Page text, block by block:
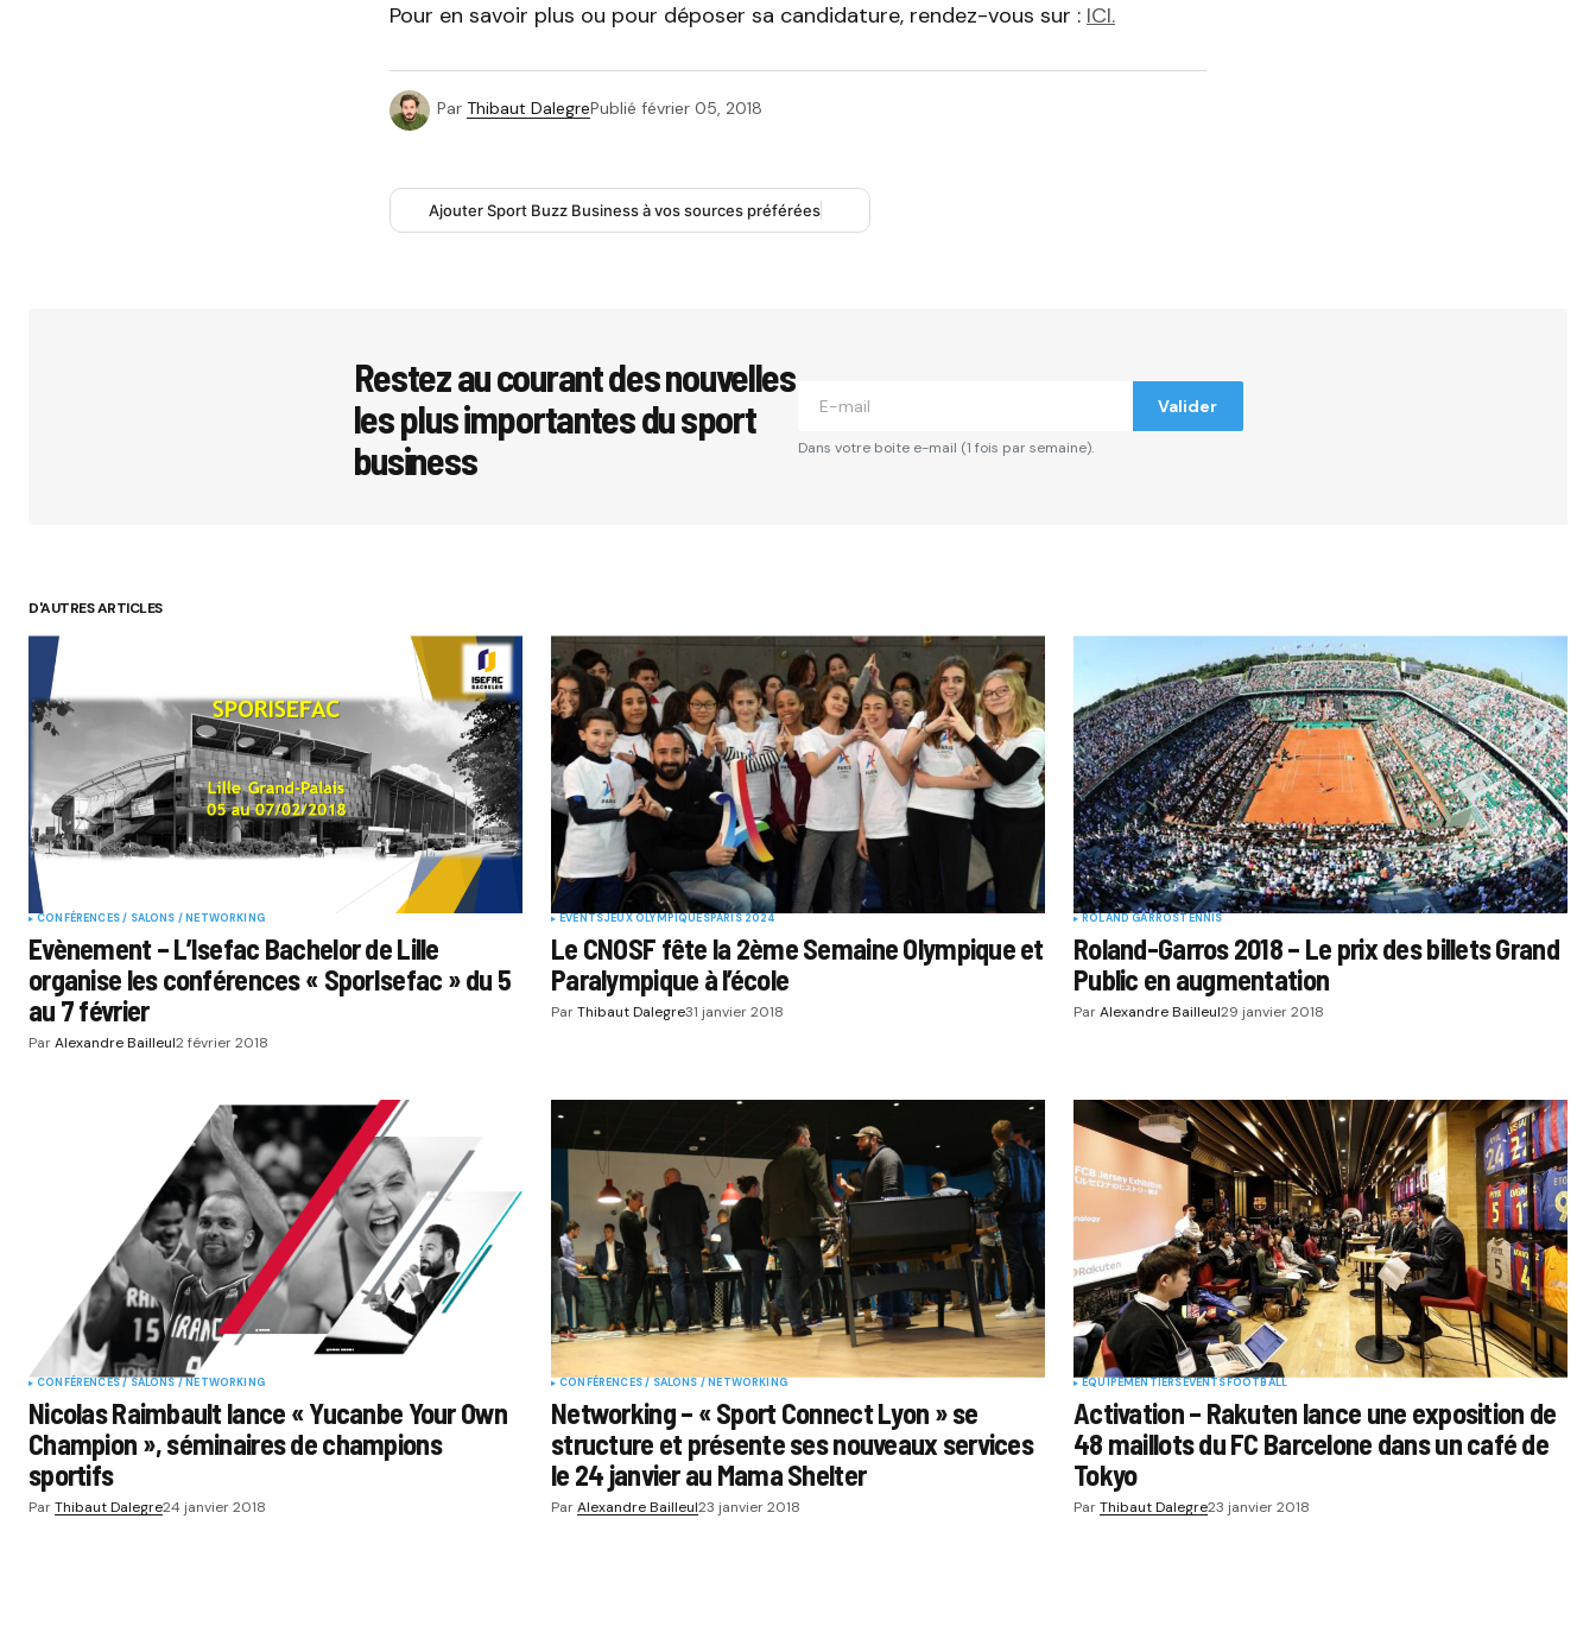
Pour en savoir plus ou pour déposer sa candidature, rendez-vous sur : ICI.
Par Thibaut DalegrePublié février 05, 2018
Ajouter Sport Buzz Business à vos sources préférées
Restez au courant des nouvelles
les plus importantes du sport
business
Valider
Dans votre boite e-mail (1 fois par semaine).
D'AUTRES ARTICLES
CONFÉRENCES / SALONS / NETWORKING
Evènement – L’Isefac Bachelor de Lille
organise les conférences « SporIsefac » du 5
au 7 février
ParAlexandre Bailleul2 février 2018
EVENTSJEUX OLYMPIQUESPARIS 2024
Le CNOSF fête la 2ème Semaine Olympique et
Paralympique à l’école
ParThibaut Dalegre31 janvier 2018
ROLAND GARROSTENNIS
Roland-Garros 2018 – Le prix des billets Grand
Public en augmentation
ParAlexandre Bailleul29 janvier 2018
CONFÉRENCES / SALONS / NETWORKING
Nicolas Raimbault lance « Yucanbe Your Own
Champion », séminaires de champions
sportifs
ParThibaut Dalegre24 janvier 2018
CONFÉRENCES / SALONS / NETWORKING
Networking – « Sport Connect Lyon » se
structure et présente ses nouveaux services
le 24 janvier au Mama Shelter
ParAlexandre Bailleul23 janvier 2018
EQUIPEMENTIERSEVENTSFOOTBALL
Activation – Rakuten lance une exposition de
48 maillots du FC Barcelone dans un café de
Tokyo
ParThibaut Dalegre23 janvier 2018